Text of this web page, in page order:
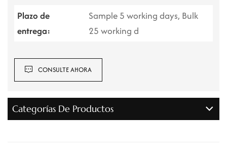
Plazo de
entrega:
Sample 5 working days, Bulk
25 working d
CONSULTE AHORA
Categorías De Productos